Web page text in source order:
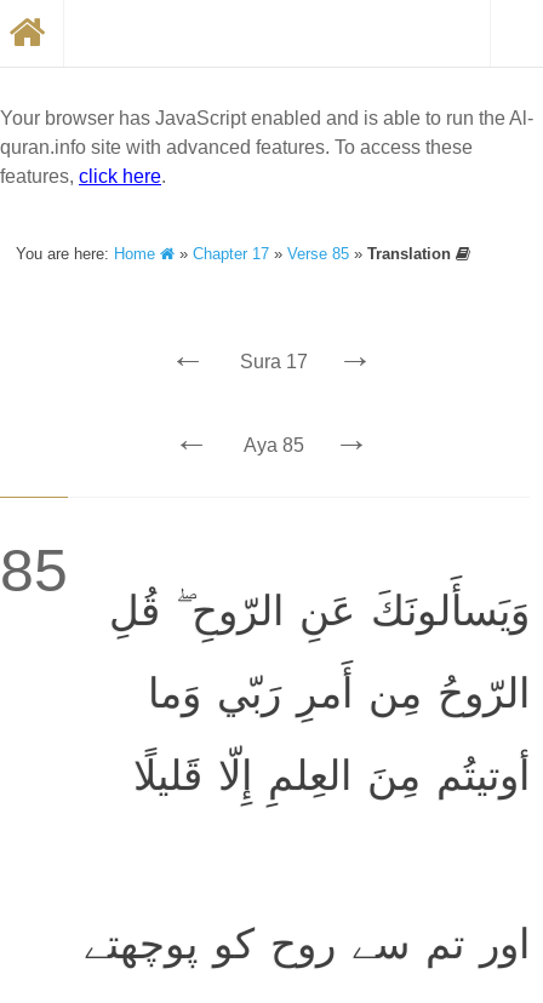
Your browser has JavaScript enabled and is able to run the Al-
quran.info site with advanced features. To access these
features, click here.
You are here: Home »Chapter 17 »Verse 85 »Translation
← Sura 17 →
← Aya 85 →
85
وَيَسأَلونَكَ عَنِ الرّوحِ ۖ قُلِ
الرّوحُ مِن أَمرِ رَبّي وَما
أوتيتُم مِنَ العِلمِ إِلّا قَليلًا
اور تم سے روح کو پوچھتے